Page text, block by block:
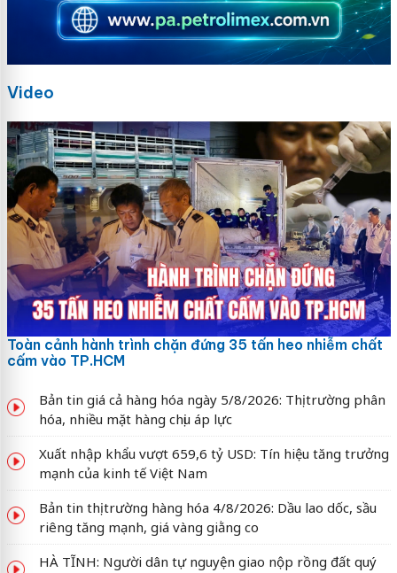
Video
Toàn cảnh hành trình chặn đứng 35 tấn heo nhiễm chất
cấm vào TP.HCM
Bản tin giá cả hàng hóa ngày 5/8/2026: Thị trường phân
hóa, nhiều mặt hàng chịu áp lực
Xuất nhập khẩu vượt 659,6 tỷ USD: Tín hiệu tăng trưởng
mạnh của kinh tế Việt Nam
Bản tin thị trường hàng hóa 4/8/2026: Dầu lao dốc, sầu
riêng tăng mạnh, giá vàng giằng co
HÀ TĨNH: Người dân tự nguyện giao nộp rồng đất quý